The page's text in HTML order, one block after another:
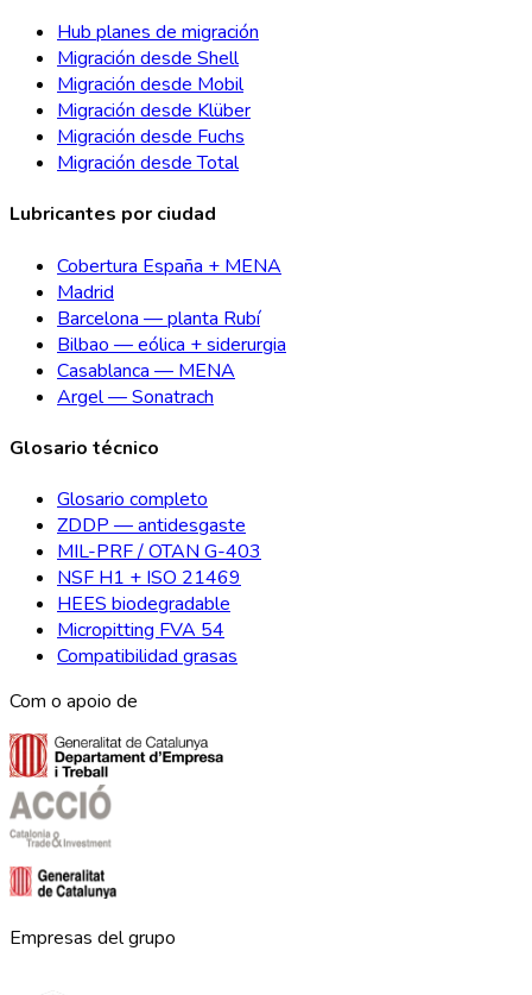
Hub planes de migración
Migración desde Shell
Migración desde Mobil
Migración desde Klüber
Migración desde Fuchs
Migración desde Total
Lubricantes por ciudad
Cobertura España + MENA
Madrid
Barcelona — planta Rubí
Bilbao — eólica + siderurgia
Casablanca — MENA
Argel — Sonatrach
Glosario técnico
Glosario completo
ZDDP — antidesgaste
MIL-PRF / OTAN G-403
NSF H1 + ISO 21469
HEES biodegradable
Micropitting FVA 54
Compatibilidad grasas
Com o apoio de
Empresas del grupo